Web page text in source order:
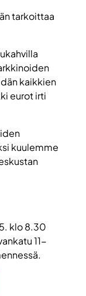
tarkoittaa
kaikkien
eurot irti
kuulemme
klo 8.30
11-